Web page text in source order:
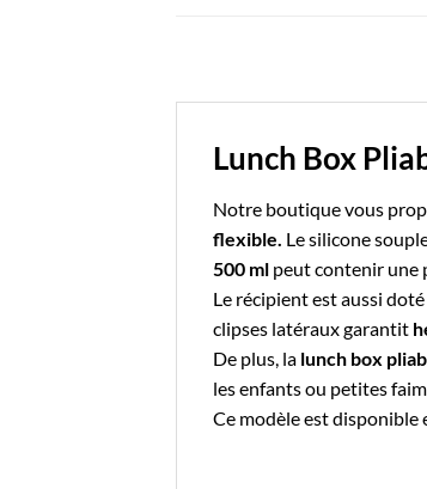
Lunch Box
Notre boutique vous
flexible. Lesilicone
500 ml peut contenir
Le récipient est aussi doté
clipses latéraux garantit
De plus, la lunch box
les enfants ou petites
Ce modèle est disponible